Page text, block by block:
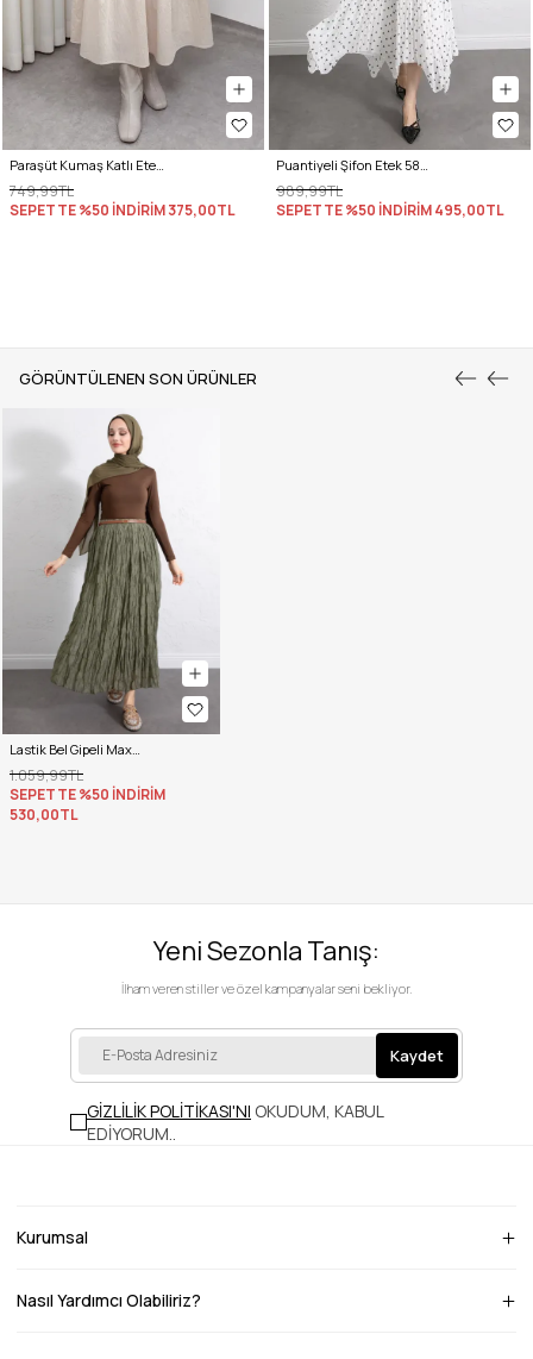
GÖRÜNTÜLENEN SON ÜRÜNLER
Lastik Bel Gipeli Maxi Etek 0084 - HAKİ
1.059,99TL
SEPETTE %50 İNDİRİM
530,00TL
749,99TL
SEPETTE %50 İNDİRİM375,00TL
989,99TL
SEPETTE %50 İNDİRİM495,00TL
Yeni Sezonla Tanış:
İlham veren stiller ve özel kampanyalar seni bekliyor.
Kaydet
GİZLİLİK POLİTİKASI'NI OKUDUM, KABUL
EDİYORUM..
Kurumsal
Nasıl Yardımcı Olabiliriz?